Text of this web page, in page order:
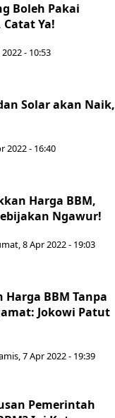
Boleh Pakai
Ya!
2022 - 10:53
Solar akan Naik,
2022 - 16:40
Harga BBM,
Ngawur!
8 Apr 2022 - 19:03
BBM Tanpa
Jokowi Patut
7 Apr 2022 - 19:39
Pemerintah